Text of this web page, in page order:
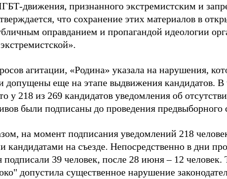
движения, признанного экстремистским и
что сохранение этих материалов в
оправданием и пропагандой идеологии
агитации, «Родина» указала на нарушения,
допущены еще на этапе выдвижения кандидатов. В
у 218 из 269 кандидатов уведомления об
были подписаны до проведения предвыборного
на момент подписания уведомлений 218
кандидатами на съезде. Непосредственно в дни
подписали 39 человек, после 28 июня – 12 человек.
допустила существенное нарушение